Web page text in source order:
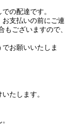
の配達です。
支払いの前にご連
ございますので、
お願いいたしま
たします。